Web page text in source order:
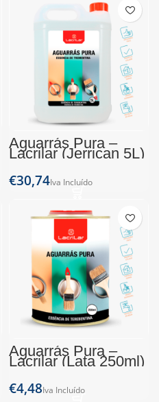
Aguarrás Pura –
Lacrilar (Jerrican 5L)
€
Aguarrás Pura –
Lacrilar (Lata 250ml)
€